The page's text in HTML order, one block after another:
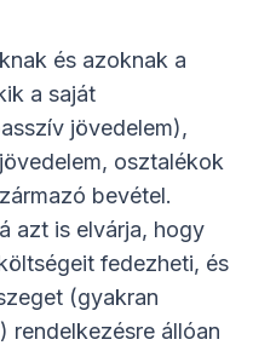
és azoknak a
a saját
jövedelem),
osztalékok
bevétel.
azt is elvárja, hogy
fedezheti, és
(gyakran
rendelkezésre állóan